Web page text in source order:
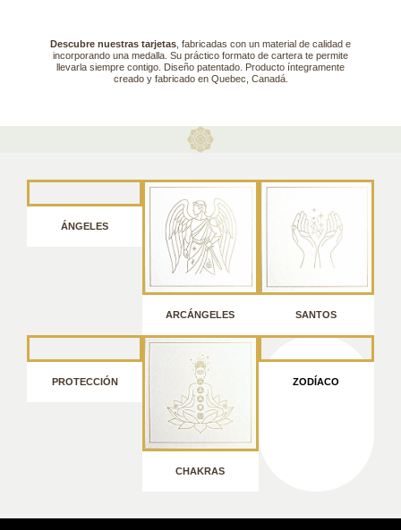
Descubre nuestras tarjetas , fabricadas con un material de calidad e
incorporando una medalla. Su práctico formato de cartera te permite
llevarla siempre contigo. Diseño patentado. Producto íntegramente
creado y fabricado en Quebec, Canadá.
ÁNGELES
ARCÁNGELES SANTOS
PROTECCIÓN
CHAKRAS
ZODÍACO